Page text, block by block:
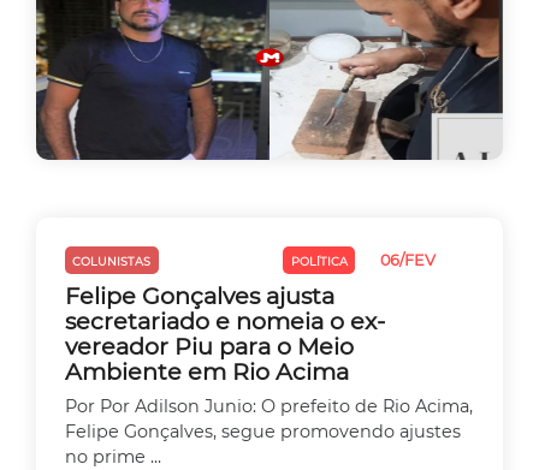
COLUNISTAS POLÍTICA 06/FEV
Felipe Gonçalves ajusta
secretariado e nomeia o ex-
vereador Piu para o Meio
Ambiente em Rio Acima
Por Por Adilson Junio: O prefeito de Rio Acima,
Felipe Gonçalves, segue promovendo ajustes
no prime ...